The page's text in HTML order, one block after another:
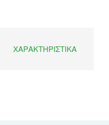
ΧΑΡΑΚΤΗΡΙΣΤΙΚΆ